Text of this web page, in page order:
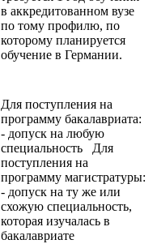
в аккредитованном вузе
по тому профилю, по
которому планируется
обучение в Германии.
Для поступления на
программу бакалавриата:
- допуск на любую
специальность Для
поступления на
программу магистратуры:
- допуск на ту же или
схожую специальность,
которая изучалась в
бакалавриате